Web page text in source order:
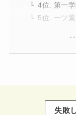
4位. 第一
5位. 一ツ
失敗